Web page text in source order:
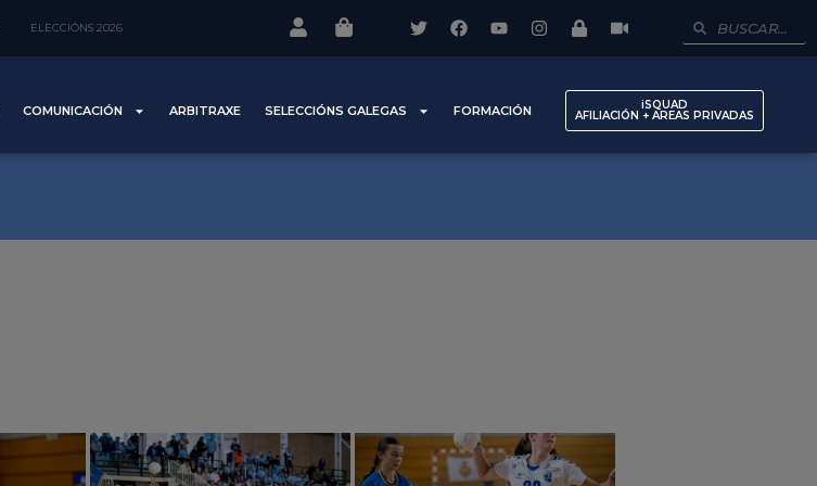
ELECCIÓNS 2026
COMUNICACIÓN ARBITRAXE SELECCIÓNS GALEGAS FORMACIÓN iSQUAD
AFILIACIÓN + AREAS PRIVADAS